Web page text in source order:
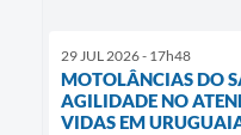
29 JUL 2026 - 17h48
MOTOLÂNCIAS DO
AGILIDADE NO
VIDAS EM